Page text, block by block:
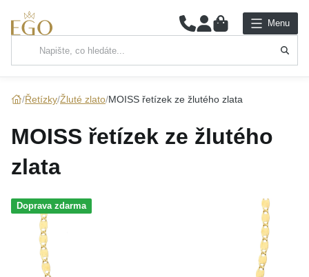
0 Menu
Hlavní kategorie
PRSTENY
NÁUŠNICE
Řetízky Žluté zlato MOISS řetízek ze žlutého zlata
MOISS řetízek ze žlutého
zlata
Doprava zdarma